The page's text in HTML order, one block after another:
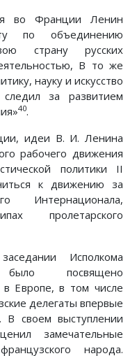
во Франции Ленин
по объединению
страну русских
В то же
науку и искусство
за развитием
40.
идеи В. И. Ленина
рабочего движения
политики II
к движению за
Интернационала,
пролетарского
Исполкома
посвящено
Европе, в том числе
делегаты впервые
своем выступлении
замечательные
народа.